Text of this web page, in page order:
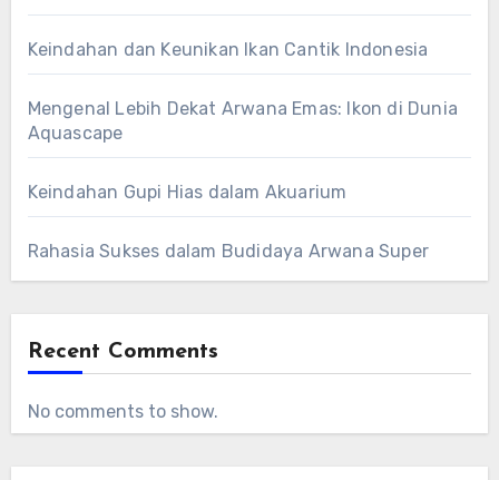
Keindahan dan Keunikan Ikan Cantik Indonesia
Mengenal Lebih Dekat Arwana Emas: Ikon di Dunia
Aquascape
Keindahan Gupi Hias dalam Akuarium
Rahasia Sukses dalam Budidaya Arwana Super
Recent Comments
No comments to show.